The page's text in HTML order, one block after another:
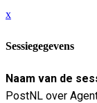
x
Sessiegegevens
Naam van de
PostNL over